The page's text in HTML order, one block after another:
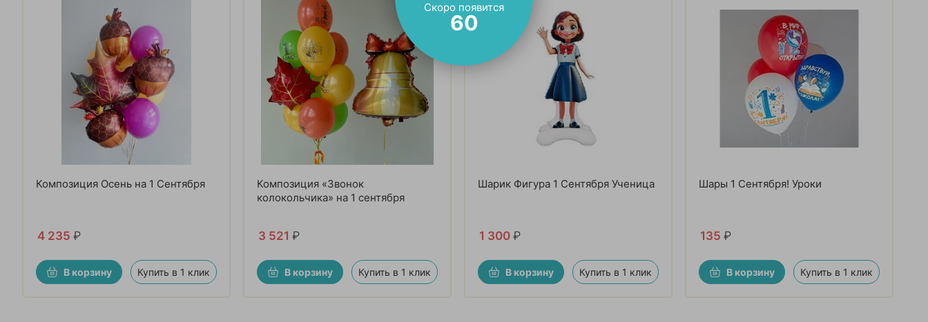
Композиция Осень на 1 Сентября
4 235 ₽
В корзину Купить в 1 клик
Композиция «Звонок
колокольчика» на 1 сентября
3 521 ₽
В корзину Купить в 1 клик
Шарик Фигура 1 Сентября Ученица
1 300 ₽
В корзину Купить в 1 клик
Шары 1 Сентября! Уроки
135 ₽
В корзину Купить в 1 клик
Скоро появится
58